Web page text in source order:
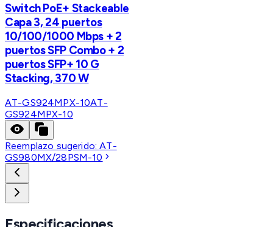
Switch PoE+ Stackeable
Capa 3, 24 puertos
10/100/1000 Mbps + 2
puertos SFP Combo + 2
puertos SFP+ 10 G
Stacking, 370 W
AT-GS924MPX-10AT-
GS924MPX-10
Reemplazo sugerido:AT-
GS980MX/28PSM-10